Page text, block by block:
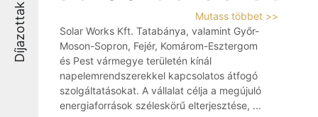
Díjazottak
Mutass többet >>
Solar Works Kft. Tatabánya, valamint Győr-
Moson-Sopron, Fejér, Komárom-Esztergom
és Pest vármegye területén kínál
napelemrendszerekkel kapcsolatos átfogó
szolgáltatásokat. A vállalat célja a megújuló
energiaforrások széleskörű elterjesztése, ...